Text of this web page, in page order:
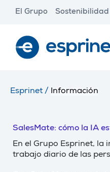
content
El Grupo Sostenibilidad
Esprinet / Información
SalesMate: cómo la IA
En el Grupo Esprinet,
trabajo diario de las